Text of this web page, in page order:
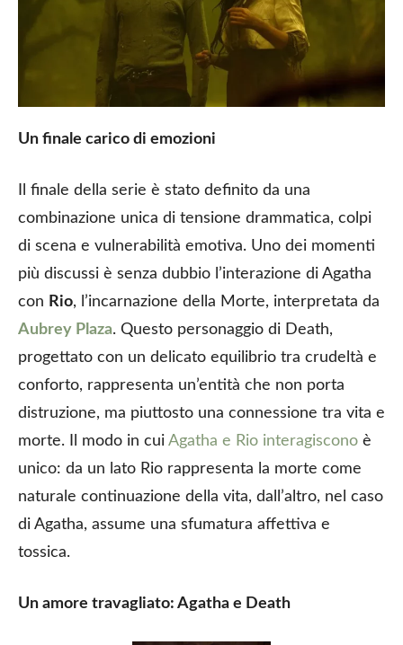
Un finale carico di emozioni
Il finale della serie è stato definito da una
combinazione unica di tensione drammatica, colpi
di scena e vulnerabilità emotiva. Uno dei momenti
più discussi è senza dubbio l’interazione di Agatha
con Rio, l’incarnazione della Morte, interpretata da
Aubrey Plaza. Questo personaggio di Death,
progettato con un delicato equilibrio tra crudeltà e
conforto, rappresenta un’entità che non porta
distruzione, ma piuttosto una connessione tra vita e
morte. Il modo in cui Agatha e Rio interagiscono è
unico: da un lato Rio rappresenta la morte come
naturale continuazione della vita, dall’altro, nel caso
di Agatha, assume una sfumatura affettiva e
tossica.
Un amore travagliato: Agatha e Death